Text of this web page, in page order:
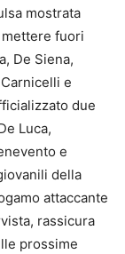
mostrata
fuori
De Siena,
e
due
Luca,
e
della
attaccante
rassicura
prossime